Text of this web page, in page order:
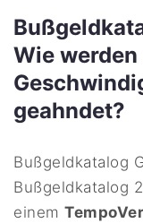
Wie werden
geahndet?
Bußgeldkatalog
Bußgeldkatalog
einem